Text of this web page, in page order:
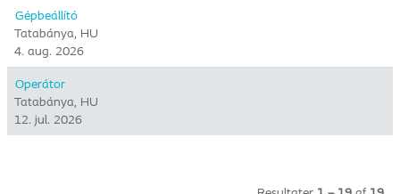
Gépbeállító
Tatabánya, HU
4. aug. 2026
Operátor
Tatabánya, HU
12. jul. 2026